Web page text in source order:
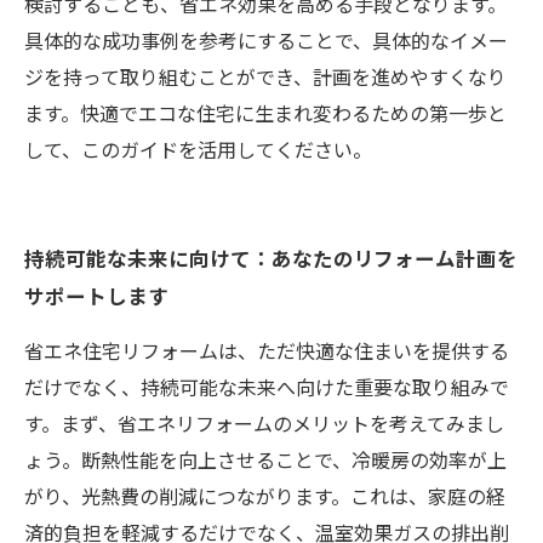
具体的な成功事例を参考にすることで、具体的なイメー
ジを持って取り組むことができ、計画を進めやすくなり
ます。快適でエコな住宅に生まれ変わるための第一歩と
して、このガイドを活用してください。
持続可能な未来に向けて：あなたのリフォーム計画を
サポートします
省エネ住宅リフォームは、ただ快適な住まいを提供する
だけでなく、持続可能な未来へ向けた重要な取り組みで
す。まず、省エネリフォームのメリットを考えてみまし
ょう。断熱性能を向上させることで、冷暖房の効率が上
がり、光熱費の削減につながります。これは、家庭の経
済的負担を軽減するだけでなく、温室効果ガスの排出削